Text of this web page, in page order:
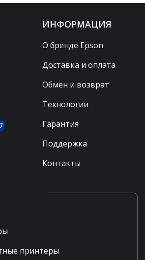
ИНФОРМАЦИЯ
О бренде Epson
Доставка и оплата
Обмен и возврат
Технологии
Гарантия
Поддержка
Контакты
принтеры